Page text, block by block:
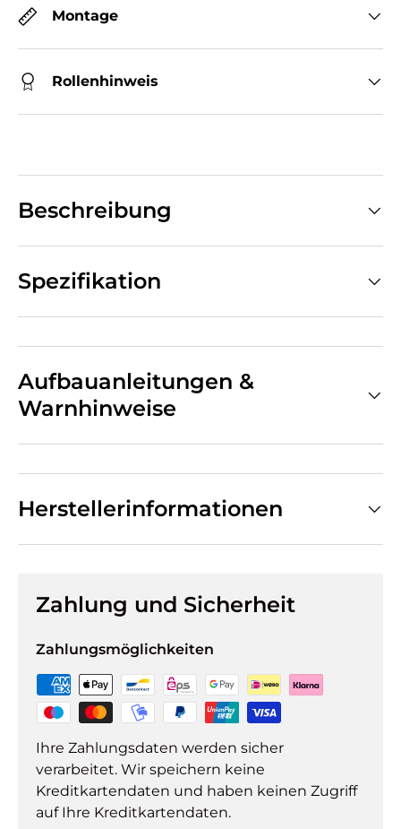
Montage
Rollenhinweis
Beschreibung
Spezifikation
Aufbauanleitungen &
Warnhinweise
Herstellerinformationen
Zahlung und Sicherheit
Zahlungsmöglichkeiten
Ihre Zahlungsdaten werden sicher
verarbeitet. Wir speichern keine
Kreditkartendaten und haben keinen Zugriff
auf Ihre Kreditkartendaten.